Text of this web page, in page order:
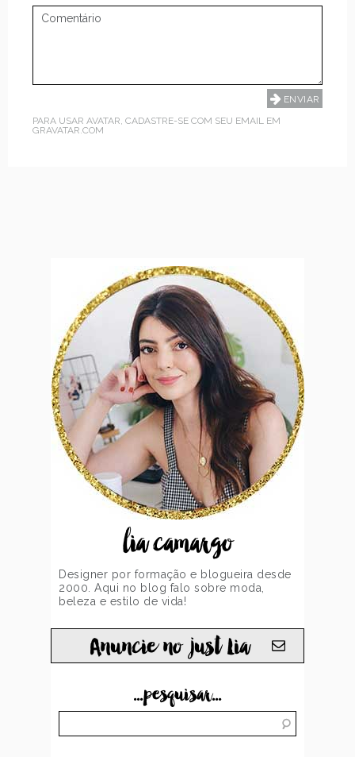
PARA USAR AVATAR, CADASTRE-SE COM SEU EMAIL EM
GRAVATAR.COM
lia camargo
Designer por formação e blogueira desde
2000. Aqui no blog falo sobre moda,
beleza e estilo de vida!
Anuncie no just Lia
...pesquisar...